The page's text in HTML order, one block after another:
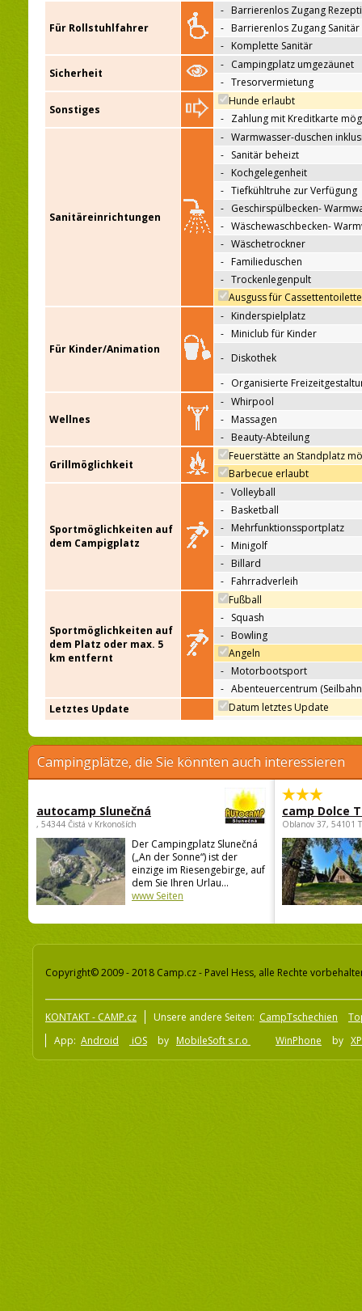
Für Rollstuhlfahrer
- Barrierenlos Zugang
- Barrierenlos Zugang Sanitär
- Komplette Sanitär
Sicherheit
- Campingplatz umgezäunet
- Tresorvermietung
Sonstiges
Hunde erlaubt
- Zahlung mit Kreditkarte
Sanitäreinrichtungen
- Warmwasser-duschen
- Sanitär beheizt
- Kochgelegenheit
- Tiefkühltruhe zur Verfügung
- Geschirspülbecken-
- Wäschewaschbecken-
- Wäschetrockner
- Familieduschen
- Trockenlegenpult
Ausguss für
Für Kinder/Animation
- Kinderspielplatz
- Miniclub für Kinder
- Diskothek
- Organisierte
Wellnes
- Whirpool
- Massagen
- Beauty-Abteilung
Grillmöglichkeit
Feuerstätte an Standplatz
Barbecue erlaubt
Sportmöglichkeiten auf
dem Campigplatz
- Volleyball
- Basketball
- Mehrfunktionssportplatz
- Minigolf
- Billard
- Fahrradverleih
Sportmöglichkeiten auf
dem Platz oder max. 5
km entfernt
Fußball
- Squash
- Bowling
Angeln
- Motorbootsport
- Abenteuercentrum
Letztes Update
Datum letztes Update
Campingplätze, die Sie könnten auch interessieren
autocamp Slunečná
, 54344 Čistá v Krkonoších
Der Campingplatz Slunečná
(„An der Sonne“) ist der
einzige im Riesengebirge, auf
dem Sie Ihren Urlau...
www Seiten
camp Dolce
Oblanov 37, 54101
Copyright© 2009 - 2018 Camp.cz - Pavel Hess, alle Rechte
KONTAKT - CAMP.cz Unsere andere Seiten: CampTschechien
App: Android iOS by MobileSoft s.r.o WinPhone by